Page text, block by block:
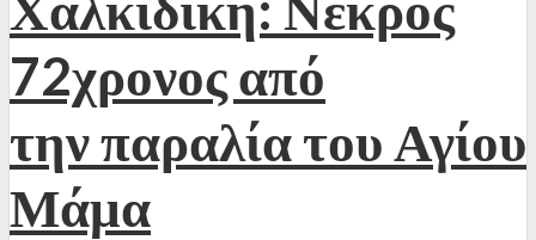
72χρονος από
την παραλία του Αγίου
Μάμα